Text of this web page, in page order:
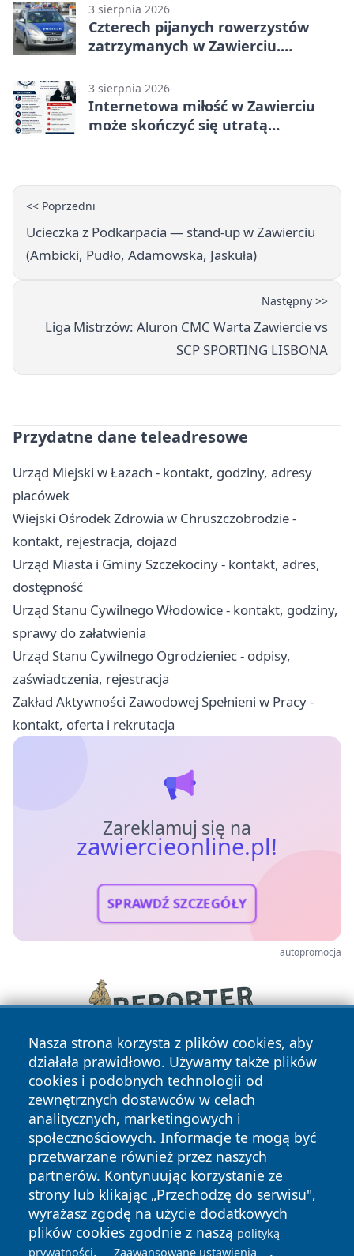
3 sierpnia 2026
Czterech pijanych rowerzystów
zatrzymanych w Zawierciu.
3 sierpnia 2026
Internetowa miłość w Zawierciu
może skończyć się utratą
<< Poprzedni
Ucieczka z Podkarpacia — stand-up w Zawierciu
(Ambicki, Pudło, Adamowska, Jaskuła)
Następny >>
Liga Mistrzów: Aluron CMC Warta Zawiercie vs
SCP SPORTING LISBONA
Przydatne dane teleadresowe
Urząd Miejski w Łazach - kontakt, godziny, adresy
placówek
Wiejski Ośrodek Zdrowia w Chruszczobrodzie -
kontakt, rejestracja, dojazd
Urząd Miasta i Gminy Szczekociny - kontakt, adres,
dostępność
Urząd Stanu Cywilnego Włodowice - kontakt, godziny,
sprawy do załatwienia
Urząd Stanu Cywilnego Ogrodzieniec - odpisy,
zaświadczenia, rejestracja
Zakład Aktywności Zawodowej Spełnieni w Pracy -
kontakt, oferta i rekrutacja
Zareklamuj się na
zawiercieonline.pl!
SPRAWDŹ SZCZEGÓŁY
autopromocja
Nasza strona korzysta z plików cookies, aby
działała prawidłowo. Używamy także plików
cookies i podobnych technologii od
zewnętrznych dostawców w celach
analitycznych, marketingowych i
społecznościowych. Informacje te mogą być
przetwarzane również przez naszych
partnerów. Kontynuując korzystanie ze
strony lub klikając „Przechodzę do serwisu",
wyrażasz zgodę na użycie dodatkowych
plików cookies zgodnie z naszą polityką
prywatności. Zaawansowane ustawienia .
Copyright © 2026 zawiercieonline.pl Wszystkie prawa
zastrzeżone.
News Autorzy
Polityka
Polityka